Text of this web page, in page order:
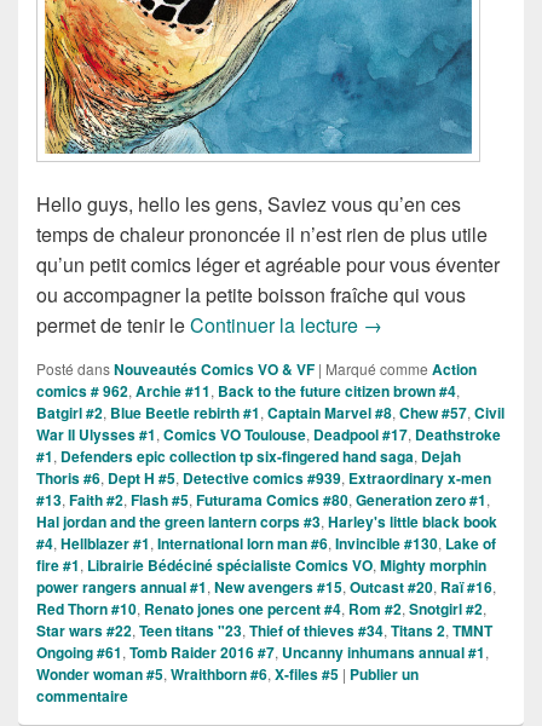
Hello guys, hello les gens, Saviez vous qu’en ces
temps de chaleur prononcée il n’est rien de plus utile
qu’un petit comics léger et agréable pour vous éventer
ou accompagner la petite boisson fraîche qui vous
permet de tenir leContinuer la lecture Sorties des Comics
→
Posté dansNouveautés Comics VO & VF | Marqué comme Action
comics # 962, Archie #11, Back to the future citizen brown #4,
Batgirl #2, Blue Beetle rebirth #1, Captain Marvel #8, Chew #57, Civil
War II Ulysses #1, Comics VO Toulouse, Deadpool #17, Deathstroke
#1, Defenders epic collection tp six-fingered hand saga, Dejah
Thoris #6, Dept H #5, Detective comics #939, Extraordinary x-men
#13, Faith #2, Flash #5, Futurama Comics #80, Generation zero #1,
Hal jordan and the green lantern corps #3, Harley's little black book
#4, Hellblazer #1, International Iorn man #6, Invincible #130, Lake of
fire #1, Librairie Bédéciné spécialiste Comics VO, Mighty morphin
power rangers annual #1, New avengers #15, Outcast #20, Raï #16,
Red Thorn #10, Renato jones one percent #4, Rom #2, Snotgirl #2,
Star wars #22, Teen titans "23, Thief of thieves #34, Titans 2, TMNT
Ongoing #61, Tomb Raider 2016 #7, Uncanny inhumans annual #1,
Wonder woman #5, Wraithborn #6, X-files #5 | Publier un
commentaire